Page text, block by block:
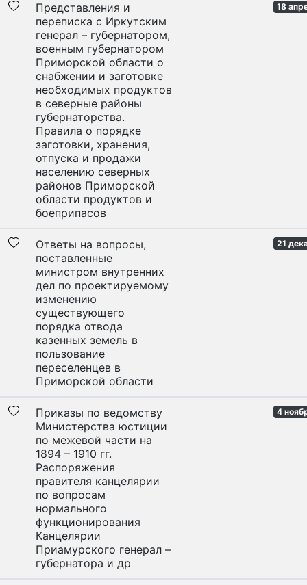
Представления и
переписка с Иркутским
генерал – губернатором,
военным губернатором
Приморской области о
снабжении и заготовке
необходимых продуктов
в северные районы
губернаторства.
Правила о порядке
заготовки, хранения,
отпуска и продажи
населению северных
районов Приморской
области продуктов и
боеприпасов
18
Ответы на вопросы,
поставленные
министром внутренних
дел по проектируемому
изменению
существующего
порядка отвода
казенных земель в
пользование
переселенцев в
Приморской области
21
Приказы по ведомству
Министерства юстиции
по межевой части на
1894 – 1910 гг.
Распоряжения
правителя канцелярии
по вопросам
нормального
функционирования
Канцелярии
Приамурского генерал –
губернатора и др
4